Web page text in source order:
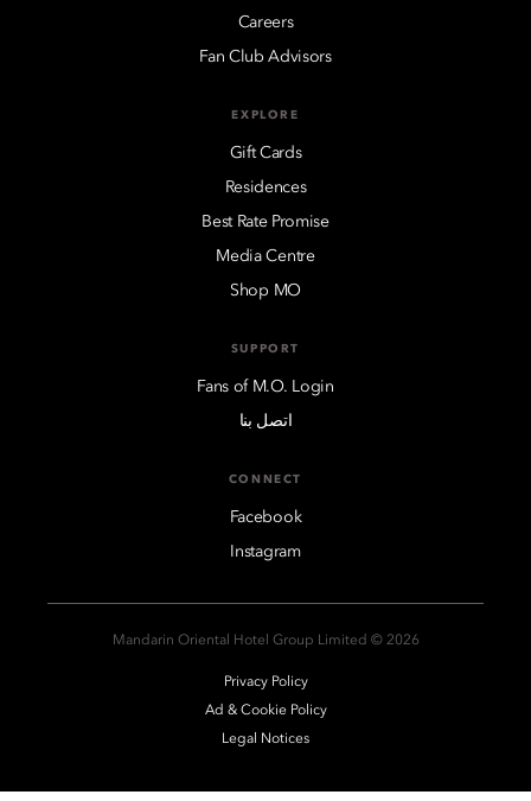
Careers
Fan Club Advisors
EXPLORE
Gift Cards
Residences
Best Rate Promise
Media Centre
Shop MO
SUPPORT
Fans of M.O. Login
اتصل بنا
CONNECT
Facebook
Instagram
2026 © Mandarin Oriental Hotel Group Limited
Privacy Policy
Ad & Cookie Policy
Legal Notices